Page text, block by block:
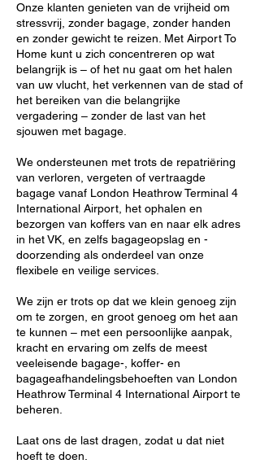
Onze klanten genieten van de vrijheid om
stressvrij, zonder bagage, zonder handen
en zonder gewicht te reizen. Met Airport To
Home kunt u zich concentreren op wat
belangrijk is – of het nu gaat om het halen
van uw vlucht, het verkennen van de stad of
het bereiken van die belangrijke
vergadering – zonder de last van het
sjouwen met bagage.
We ondersteunen met trots de repatriëring
van verloren, vergeten of vertraagde
bagage vanaf London Heathrow Terminal 4
International Airport, het ophalen en
bezorgen van koffers van en naar elk adres
in het VK, en zelfs bagageopslag en -
doorzending als onderdeel van onze
flexibele en veilige services.
We zijn er trots op dat we klein genoeg zijn
om te zorgen, en groot genoeg om het aan
te kunnen – met een persoonlijke aanpak,
kracht en ervaring om zelfs de meest
veeleisende bagage-, koffer- en
bagageafhandelingsbehoeften van London
Heathrow Terminal 4 International Airport te
beheren.
Laat ons de last dragen, zodat u dat niet
hoeft te doen.